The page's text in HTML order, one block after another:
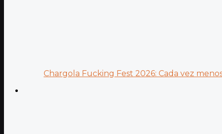
Chargola Fucking Fest 2026: Cada vez